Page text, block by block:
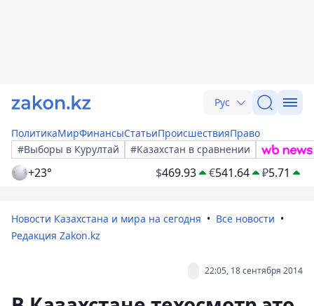
Рус
ПолитикаМирФинансыСтатьиПроисшествияПраво
#Выборы в Курултай
#Казахстан в сравнении
+23° $469.93 €541.64 ₽5.71
Новости Казахстана и мира на сегодня
Все новости
Редакция Zakon.kz
22:05, 18 сентября 2014